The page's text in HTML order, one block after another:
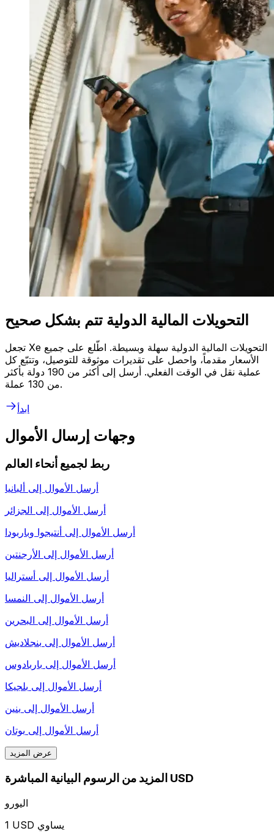
التحويلات المالية الدولية تتم بشكل صحيح
تجعل Xe التحويلات المالية الدولية سهلة وبسيطة. اطّلع على جميع
الأسعار مقدماً، واحصل على تقديرات موثوقة للتوصيل، وتتبّع كل
عملية نقل في الوقت الفعلي. أرسل إلى أكثر من 190 دولة بأكثر
من 130 عملة.
ابدأ
وجهات إرسال الأموال
ربط لجميع أنحاء العالم
أرسل الأموال إلى ألبانيا
أرسل الأموال إلى الجزائر
أرسل الأموال إلى أنتيجوا وباربودا
أرسل الأموال إلى الأرجنتين
أرسل الأموال إلى أستراليا
أرسل الأموال إلى النمسا
أرسل الأموال إلى البحرين
أرسل الأموال إلى بنجلاديش
أرسل الأموال إلى باربادوس
أرسل الأموال إلى بلجيكا
أرسل الأموال إلى بنين
أرسل الأموال إلى بوتان
عرض المزيد
المزيد من الرسوم البيانية المباشرة USD
اليورو
1 USD يساوي